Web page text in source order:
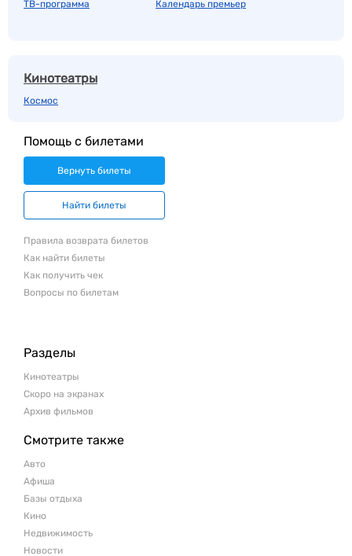
ТВ-программа
Календарь премьер
Кинотеатры
Космос
Помощь с билетами
Вернуть билеты
Найти билеты
Правила возврата билетов
Как найти билеты
Как получить чек
Вопросы по билетам
Разделы
Кинотеатры
Скоро на экранах
Архив фильмов
Смотрите также
Авто
Афиша
Базы отдыха
Кино
Недвижимость
Новости